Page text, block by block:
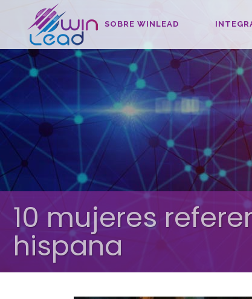
SOBRE WINLEAD
10 mujeres
hispana